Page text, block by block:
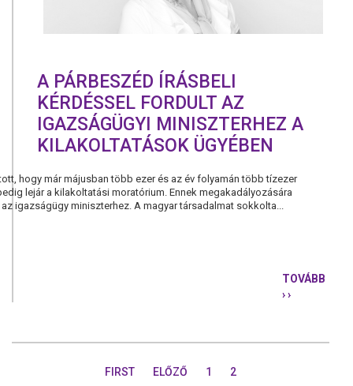
A PÁRBESZÉD ÍRÁSBELI
KÉRDÉSSEL FORDULT AZ
IGAZSÁGÜGY​I​ MINISZTERHEZ A
KILAKOLTATÁSOK ÜGYÉBEN
hogy már májusban több ezer és az év folyamán több tízezer
lejár a kilakoltatási moratórium. Ennek megakadályozására
igazságügy miniszterhez. A magyar társadalmat sokkolta...
TOVÁBB
› ›
KÉRDÉSSEL
FIRST ELŐZŐ 1 2